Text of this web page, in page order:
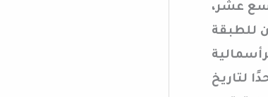
عشر،
للطبقة
لتاريخ